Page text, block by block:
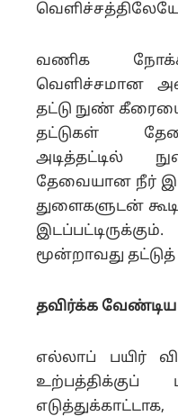
வணிக
வெளிச்சமான
தட்டு நுண்
தட்டுகள்
அடித்தட்டில்
தேவையான நீர்
துளைகளுடன்
மூன்றாவது
தவிர்க்க
எல்லாப் பயிர்
உற்பத்திக்குப்